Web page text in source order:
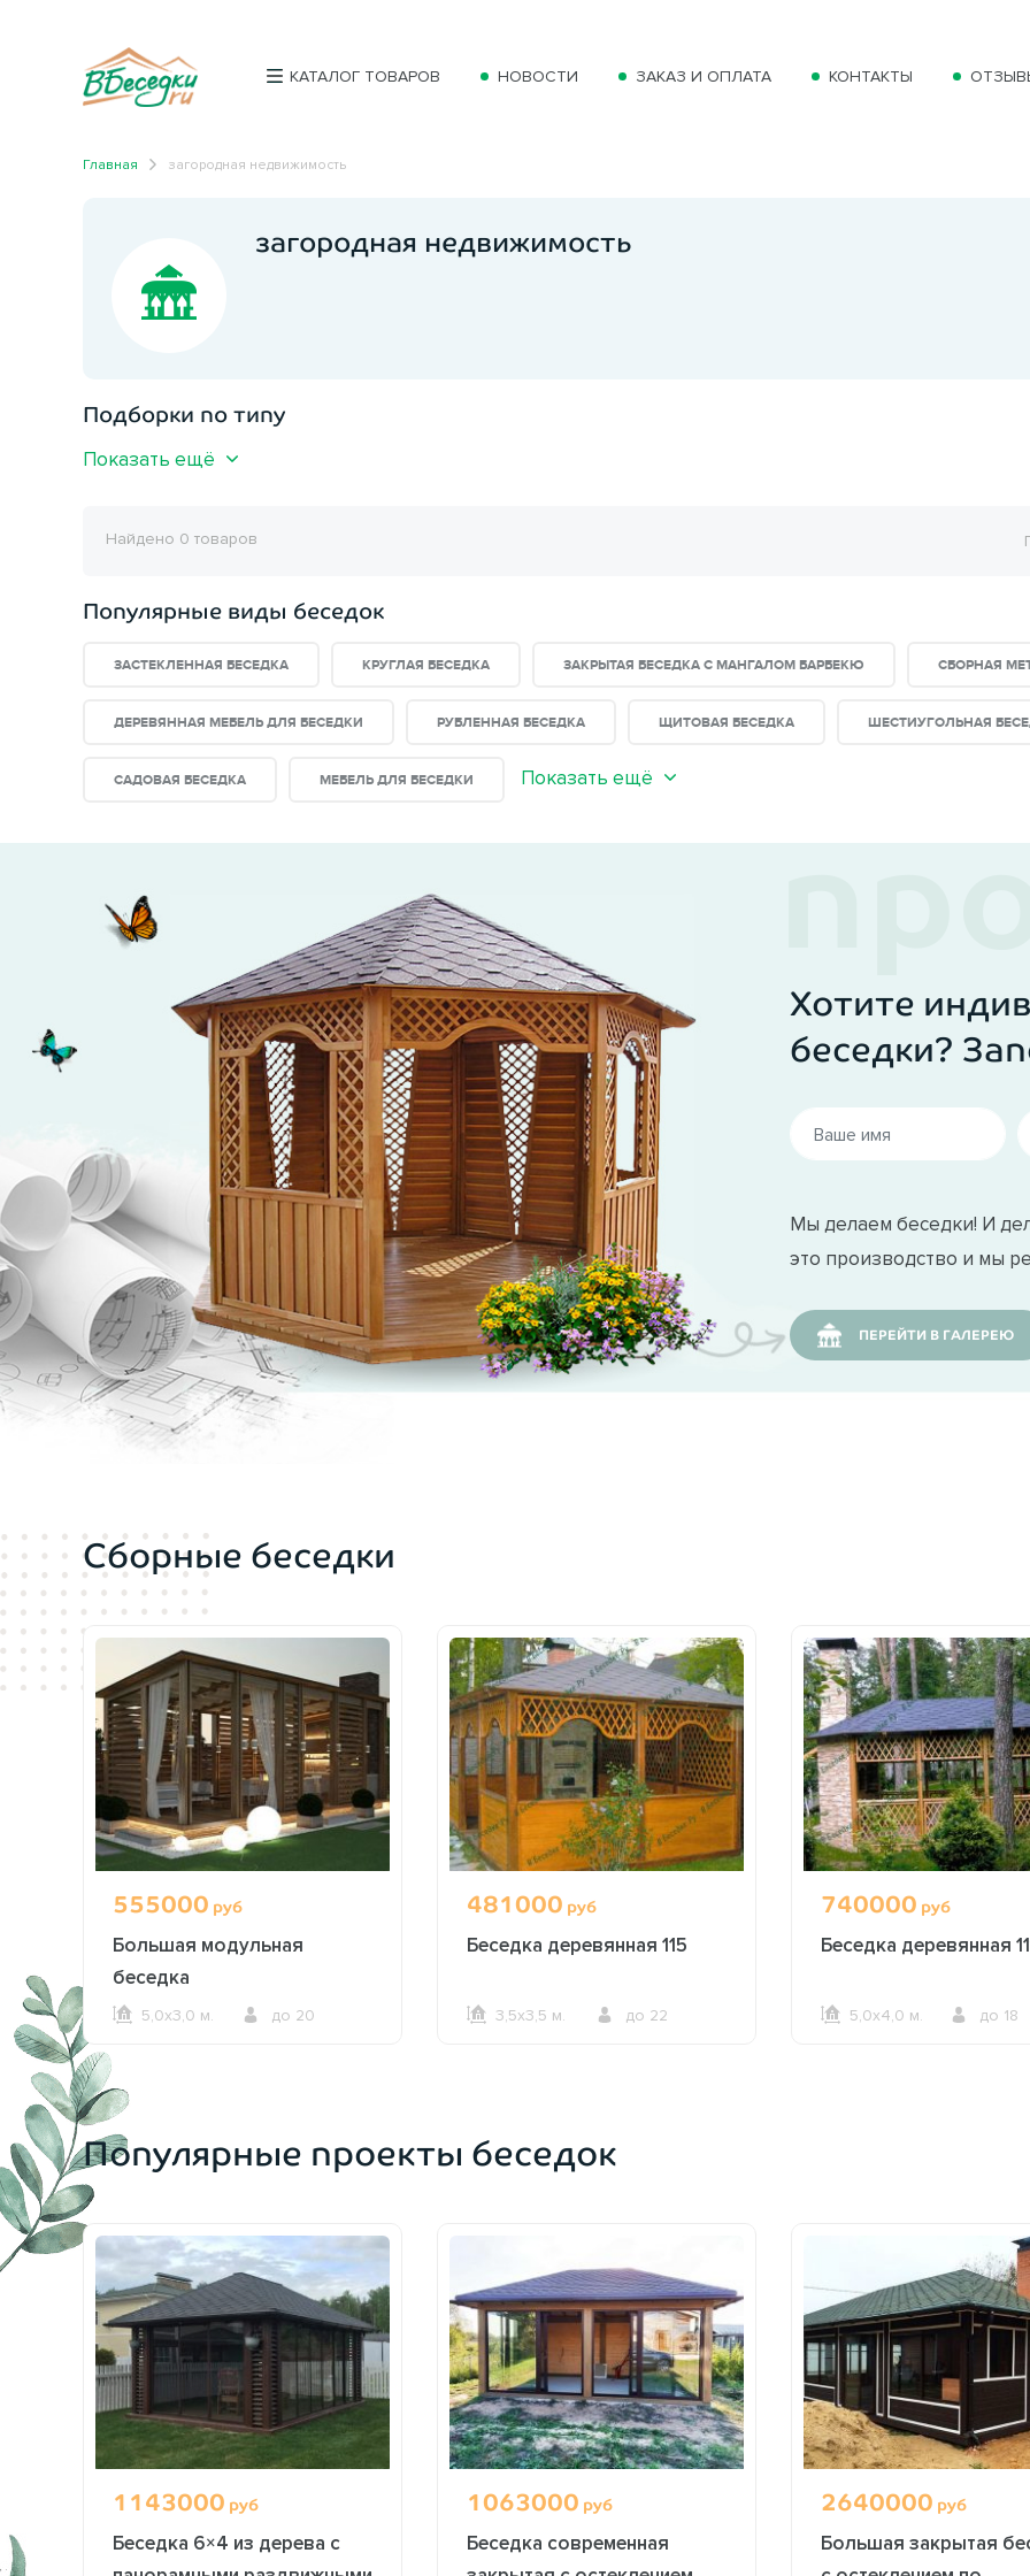
КАТАЛОГ ТОВАРОВ НОВОСТИ ЗАКАЗ И ОПЛАТА КОНТАКТЫ
Главная загородная недвижимость
загородная недвижимость
Подборки по типу
Показать ещё
Найдено 0 товаров
Популярные виды беседок
ЗАСТЕКЛЕННАЯ БЕСЕДКА КРУГЛАЯ БЕСЕДКА ЗАКРЫТАЯ БЕСЕДКА С МАНГАЛОМ БАРБЕКЮ СБОРНАЯ
ДЕРЕВЯННАЯ МЕБЕЛЬ ДЛЯ БЕСЕДКИ РУБЛЕННАЯ БЕСЕДКА ЩИТОВАЯ БЕСЕДКА ШЕСТИУГОЛЬНАЯ
САДОВАЯ БЕСЕДКА МЕБЕЛЬ ДЛЯ БЕСЕДКИ Показать ещё
Хотите
беседки?
Мы делаем беседки! И
это производство и мы
ПЕРЕЙТИ В ГАЛЕРЕЮ
Сборные беседки
555000 руб
Большая модульная
беседка
5,0х3,0 м. до 20
481000 руб
Беседка деревянная 115
3,5х3,5 м. до 22
740000 руб
Беседка деревянная
5,0х4,0 м. до 18
Популярные проекты беседок
1143000 руб
Беседка 6×4 из дерева с
1063000 руб
Беседка современная
2640000 руб
Большая закрытая